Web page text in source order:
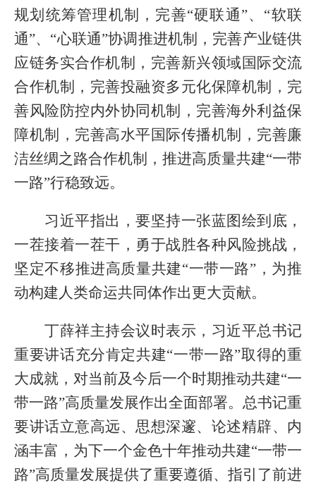
规划统筹管理机制，完善“硬联通”、“软联
通”、“心联通”协调推进机制，完善产业链供
应链务实合作机制，完善新兴领域国际交流
合作机制，完善投融资多元化保障机制，完
善风险防控内外协同机制，完善海外利益保
障机制，完善高水平国际传播机制，完善廉
洁丝绸之路合作机制，推进高质量共建“一带
一路”行稳致远。
习近平指出，要坚持一张蓝图绘到底，
一茬接着一茬干，勇于战胜各种风险挑战，
坚定不移推进高质量共建“一带一路”，为推
动构建人类命运共同体作出更大贡献。
丁薛祥主持会议时表示，习近平总书记
重要讲话充分肯定共建“一带一路”取得的重
大成就，对当前及今后一个时期推动共建“一
带一路”高质量发展作出全面部署。总书记重
要讲话立意高远、思想深邃、论述精辟、内
涵丰富，为下一个金色十年推动共建“一带一
路”高质量发展提供了重要遵循、指引了前进